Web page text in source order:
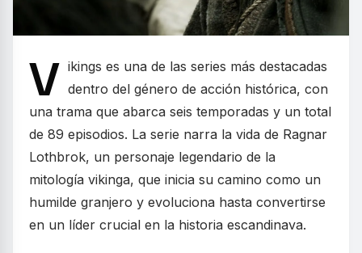
V ikings es una de las series más destacadas
dentro del género de acción histórica, con
una trama que abarca seis temporadas y un total
de 89 episodios. La serie narra la vida de Ragnar
Lothbrok, un personaje legendario de la
mitología vikinga, que inicia su camino como un
humilde granjero y evoluciona hasta convertirse
en un líder crucial en la historia escandinava.